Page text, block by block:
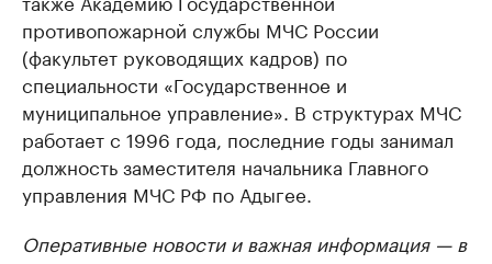
противопожарной службы МЧС России
(факультет руководящих кадров) по
специальности «Государственное и
муниципальное управление». В структурах МЧС
работает с 1996 года, последние годы занимал
должность заместителя начальника Главного
управления МЧС РФ по Адыгее.
Оперативные новости и важная информация — в